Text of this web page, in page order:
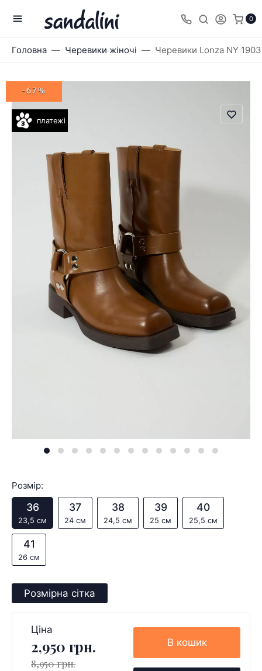
0
Головна Черевики жіночі Черевики Lonza NY
платежі
-67%
Розмір:
36
23,5 см
37
24 см
38
24,5 см
39
25 см
40
25,5 см
41
26 см
Розмірна сітка
Ціна
2,950 грн.
8,950 грн.
В кошик